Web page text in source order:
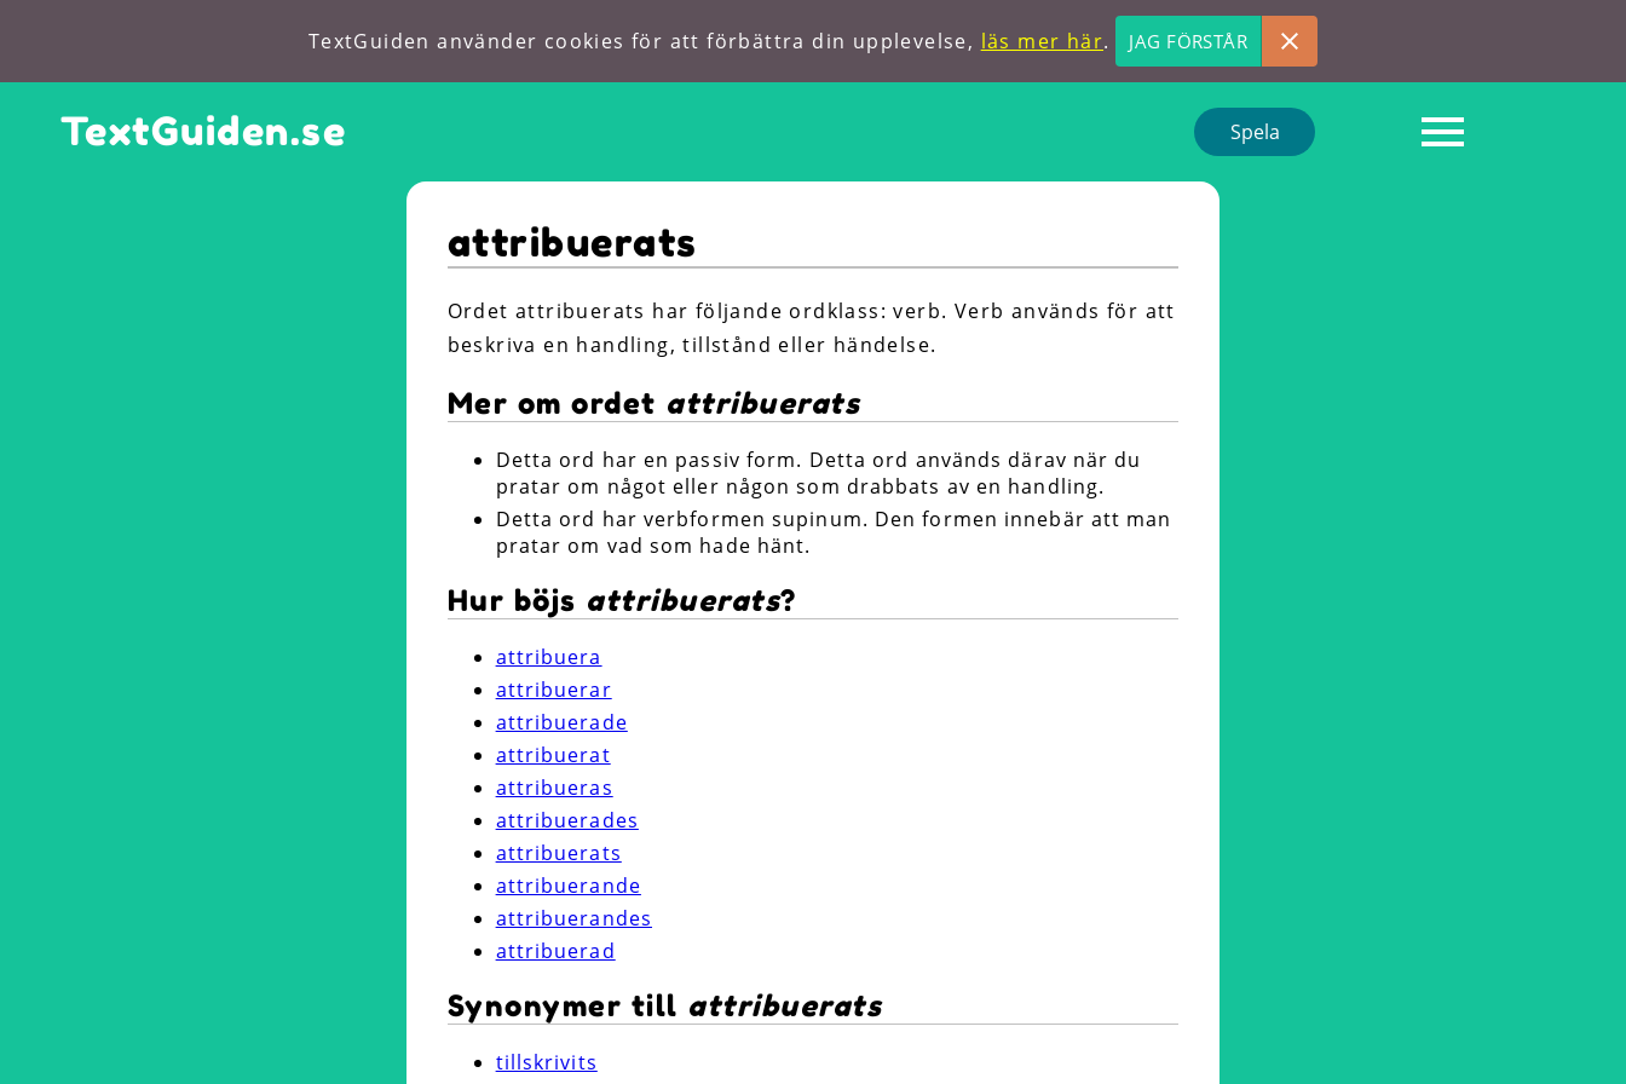
TextGuiden använder cookies för att förbättra din upplevelse, läs mer här. JAG FÖRSTÅR
TextGuiden.se Spela
Förkortningar
Hitta ord
attribuerats
Ordet attribuerats har följande ordklass: verb. Verb används för att
beskriva en handling, tillstånd eller händelse.
Mer om ordet attribuerats
Detta ord har en passiv form. Detta ord används därav när du
pratar om något eller någon som drabbats av en handling.
Detta ord har verbformen supinum. Den formen innebär att man
pratar om vad som hade hänt.
Hur böjs attribuerats?
attribuera
attribuerar
attribuerade
attribuerat
attribueras
attribuerades
attribuerats
attribuerande
attribuerandes
attribuerad
Synonymer till attribuerats
tillskrivits